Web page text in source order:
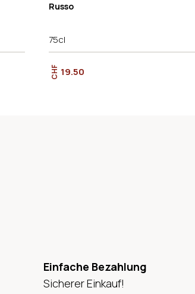
Russo
75cl
CHF 19.50
Einfache Bezahlung
Sicherer Einkauf!